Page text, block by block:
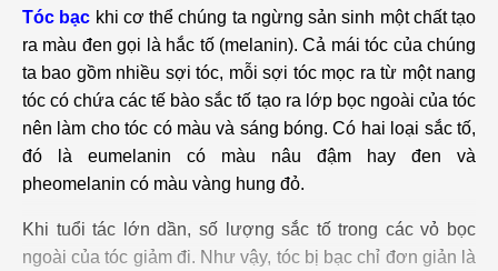
Tóc bạc khi cơ thể chúng ta ngừng sản sinh một chất tạo
ra màu đen gọi là hắc tố (melanin). Cả mái tóc của chúng
ta bao gồm nhiều sợi tóc, mỗi sợi tóc mọc ra từ một nang
tóc có chứa các tế bào sắc tố tạo ra lớp bọc ngoài của tóc
nên làm cho tóc có màu và sáng bóng. Có hai loại sắc tố,
đó là eumelanin có màu nâu đậm hay đen và
pheomelanin có màu vàng hung đỏ.
Khi tuổi tác lớn dần, số lượng sắc tố trong các vỏ bọc
ngoài của tóc giảm đi. Như vậy, tóc bị bạc chỉ đơn giản là